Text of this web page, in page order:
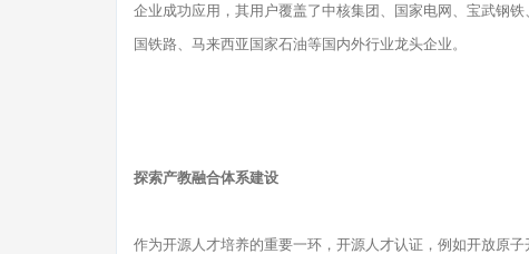
企业成功应用，其用户覆盖了中核集团、国家电网、宝武钢
国铁路、马来西亚国家石油等国内外行业龙头企业。
探索产教融合体系建设
作为开源人才培养的重要一环，开源人才认证，例如开放原